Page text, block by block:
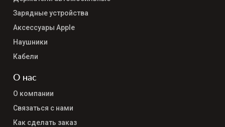
Зарядные устройства
Аксессуары Apple
Наушники
Кабели
О нас
О компании
Связаться с нами
Как сделать заказ